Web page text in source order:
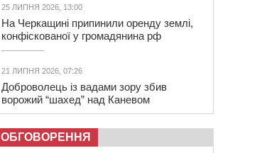
25 ЛИПНЯ 2026, 13:00
На Черкащині припинили оренду землі,
конфіскованої у громадянина рф
21 ЛИПНЯ 2026, 07:26
Доброволець із вадами зору збив
ворожий “шахед” над Каневом
ОБГОВОРЕННЯ